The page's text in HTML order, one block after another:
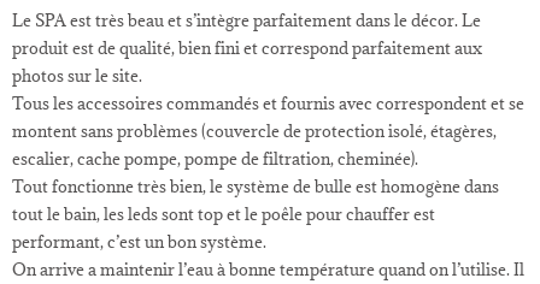
Le SPA est très beau et s’intègre parfaitement dans le décor. Le
produit est de qualité, bien fini et correspond parfaitement aux
photos sur le site.
Tous les accessoires commandés et fournis avec correspondent et se
montent sans problèmes (couvercle de protection isolé, étagères,
escalier, cache pompe, pompe de filtration, cheminée).
Tout fonctionne très bien, le système de bulle est homogène dans
tout le bain, les leds sont top et le poêle pour chauffer est
performant, c’est un bon système.
On arrive a maintenir l’eau à bonne température quand on l’utilise. Il